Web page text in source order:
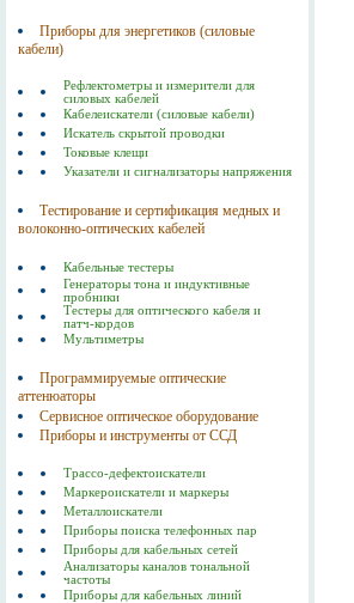
Приборы для энергетиков (силовые
кабели)
Рефлектометры и измерители для
силовых кабелей
Кабелеискатели (силовые кабели)
Искатель скрытой проводки
Токовые клещи
Указатели и сигнализаторы напряжения
Тестирование и сертификация медных и
волоконно-оптических кабелей
Кабельные тестеры
Генераторы тона и индуктивные
пробники
Тестеры для оптического кабеля и
патч-кордов
Мультиметры
Программируемые оптические
аттенюаторы
Сервисное оптическое оборудование
Приборы и инструменты от ССД
Трассо-дефектоискатели
Маркероискатели и маркеры
Металлоискатели
Приборы поиска телефонных пар
Приборы для кабельных сетей
Анализаторы каналов тональной
частоты
Приборы для кабельных линий